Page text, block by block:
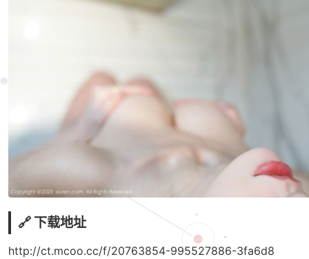
🔗 下载地址
http://ct.mcoo.cc/f/20763854-995527886-3fa6d8